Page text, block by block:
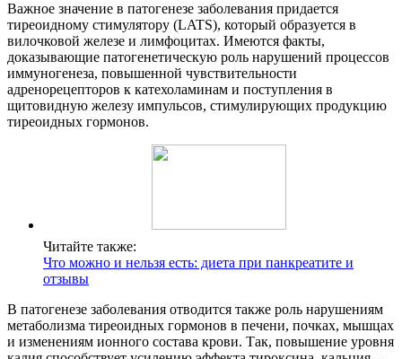
Важное значение в патогенезе заболевания придается
тиреоидному стимулятору (LATS), который образуется в
вилочковой железе и лимфоцитах. Имеются факты,
доказывающие патогенетическую роль нарушений процессов
иммуногенеза, повышенной чувствительности
адренорецепторов к катехоламинам и поступления в
щитовидную железу импульсов, стимулирующих продукцию
тиреоидных гормонов.
Читайте также:
Что можно и нельзя есть: диета при панкреатите и
отзывы
В патогенезе заболевания отводится также роль нарушениям
метаболизма тиреоидных гормонов в печени, почках, мышцах
и изменениям ионного состава крови. Так, повышение уровня